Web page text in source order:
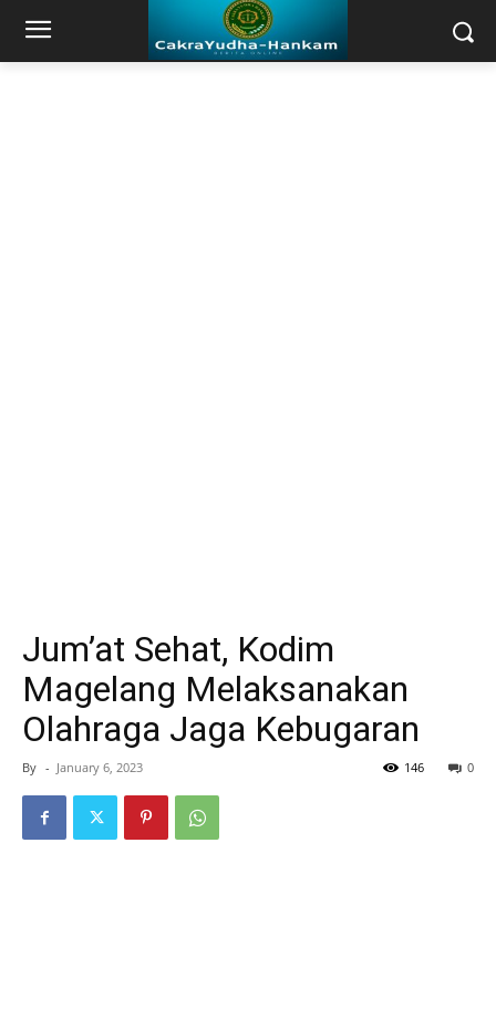
Jum’at Sehat, Kodim
Magelang Melaksanakan
Olahraga Jaga Kebugaran
By - January 6, 2023 0
146